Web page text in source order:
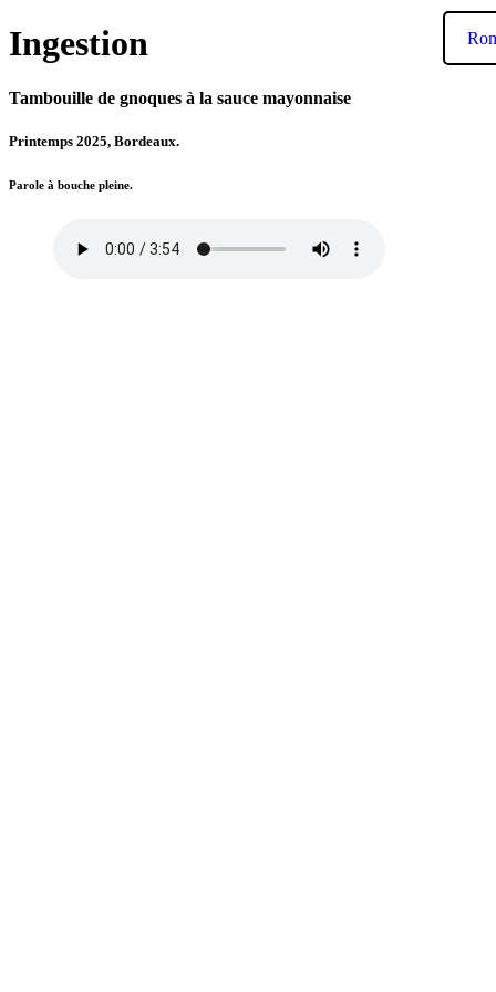
Ingestion
Tambouille de gnoques à la sauce mayonnaise
Printemps 2025, Bordeaux.
Parole à bouche pleine.